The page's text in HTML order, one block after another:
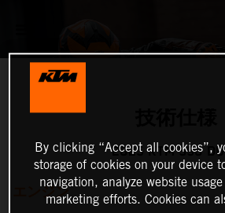
2025 KTM 390
エンジン
By clicking “Accept all cookies”,
storage of cookies on your device
navigation, analyze website
marketing efforts. Cookies can